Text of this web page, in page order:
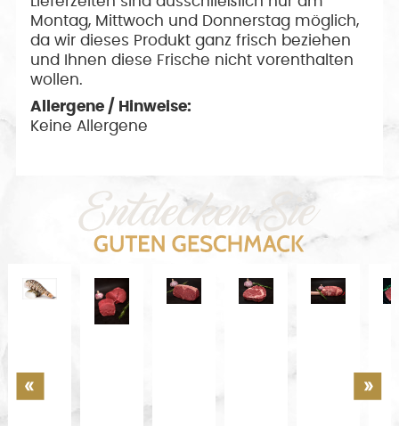
Montag, Mittwoch und Donnerstag möglich,
da wir dieses Produkt ganz frisch beziehen
und Ihnen diese Frische nicht vorenthalten
wollen.
Allergene / Hinweise:
Keine Allergene